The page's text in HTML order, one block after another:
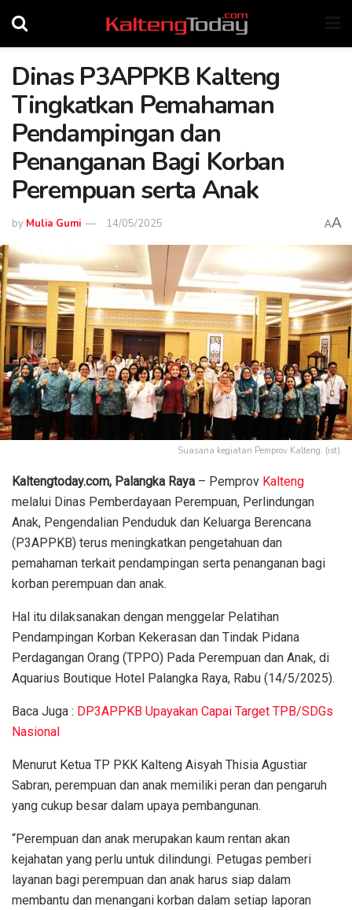
Dinas P3APPKB Kalteng
Tingkatkan Pemahaman
Pendampingan dan
Penanganan Bagi Korban
Perempuan serta Anak
by Mulia Gumi 14/05/2025 AA
Suasana kegiatan Pemprov Kalteng. (ist)
Kaltengtoday.com, Palangka Raya – Pemprov Kalteng
melalui Dinas Pemberdayaan Perempuan, Perlindungan
Anak, Pengendalian Penduduk dan Keluarga Berencana
(P3APPKB) terus meningkatkan pengetahuan dan
pemahaman terkait pendampingan serta penanganan bagi
korban perempuan dan anak.
Hal itu dilaksanakan dengan menggelar Pelatihan
Pendampingan Korban Kekerasan dan Tindak Pidana
Perdagangan Orang (TPPO) Pada Perempuan dan Anak, di
Aquarius Boutique Hotel Palangka Raya, Rabu (14/5/2025).
Baca Juga : DP3APPKB Upayakan Capai Target TPB/SDGs
Nasional
Menurut Ketua TP PKK Kalteng Aisyah Thisia Agustiar
Sabran, perempuan dan anak memiliki peran dan pengaruh
yang cukup besar dalam upaya pembangunan.
“Perempuan dan anak merupakan kaum rentan akan
kejahatan yang perlu untuk dilindungi. Petugas pemberi
layanan bagi perempuan dan anak harus siap dalam
membantu dan menangani korban dalam setiap laporan